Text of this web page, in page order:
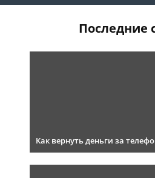
Последние
Как вернуть деньги за